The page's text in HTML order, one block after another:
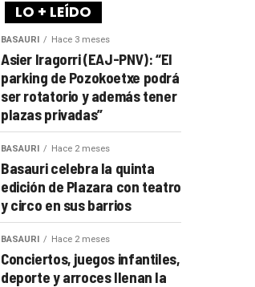
LO + LEÍDO
BASAURI Hace 3 meses
Asier Iragorri (EAJ-PNV): “El
parking de Pozokoetxe podrá
ser rotatorio y además tener
plazas privadas”
BASAURI Hace 2 meses
Basauri celebra la quinta
edición de Plazara con teatro
y circo en sus barrios
BASAURI Hace 2 meses
Conciertos, juegos infantiles,
deporte y arroces llenan la